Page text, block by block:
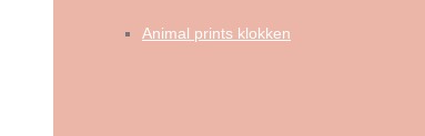
Animal prints klokken